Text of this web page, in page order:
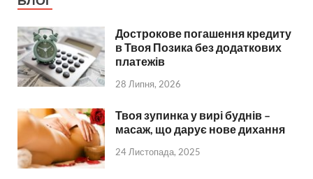
Дострокове погашення кредиту
в Твоя Позика без додаткових
платежів
28 Липня, 2026
Твоя зупинка у вирі буднів –
масаж, що дарує нове дихання
24 Листопада, 2025